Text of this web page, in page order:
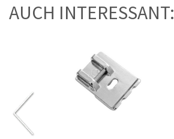
AUCH INTERESSANT: